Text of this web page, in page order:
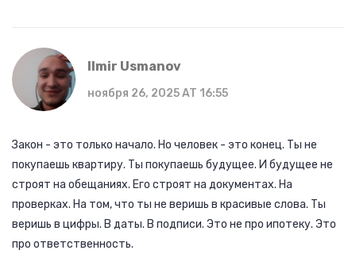
Ilmir Usmanov
ноября 26, 2025 AT 16:55
Закон - это только начало. Но человек - это конец. Ты не
покупаешь квартиру. Ты покупаешь будущее. И будущее не
строят на обещаниях. Его строят на документах. На
проверках. На том, что ты не веришь в красивые слова. Ты
веришь в цифры. В даты. В подписи. Это не про ипотеку. Это
про ответственность.